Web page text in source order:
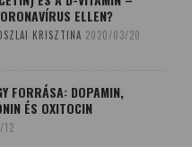
ELLEN?
KRISZTINA 2020/03/20
FORRÁSA: DOPAMIN,
ÉS OXITOCIN
12